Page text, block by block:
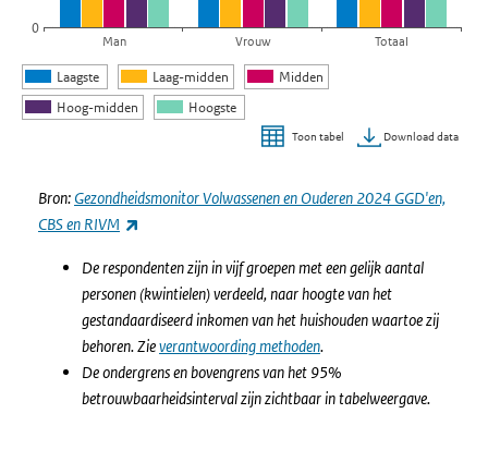
Laagste Laag-midden
Midden
Hoog-midden
Hoogste
0
Man Vrouw Totaal
Toon tabel Download data
Bron: Gezondheidsmonitor Volwassenen en Ouderen 2024 GGD'en,
CBS en RIVM
De respondenten zijn in vijf groepen met een gelijk aantal
personen (kwintielen) verdeeld, naar hoogte van het
gestandaardiseerd inkomen van het huishouden waartoe zij
behoren. Zieverantwoording methoden.
De ondergrens en bovengrens van het 95%
betrouwbaarheidsinterval zijn zichtbaar in tabelweergave.